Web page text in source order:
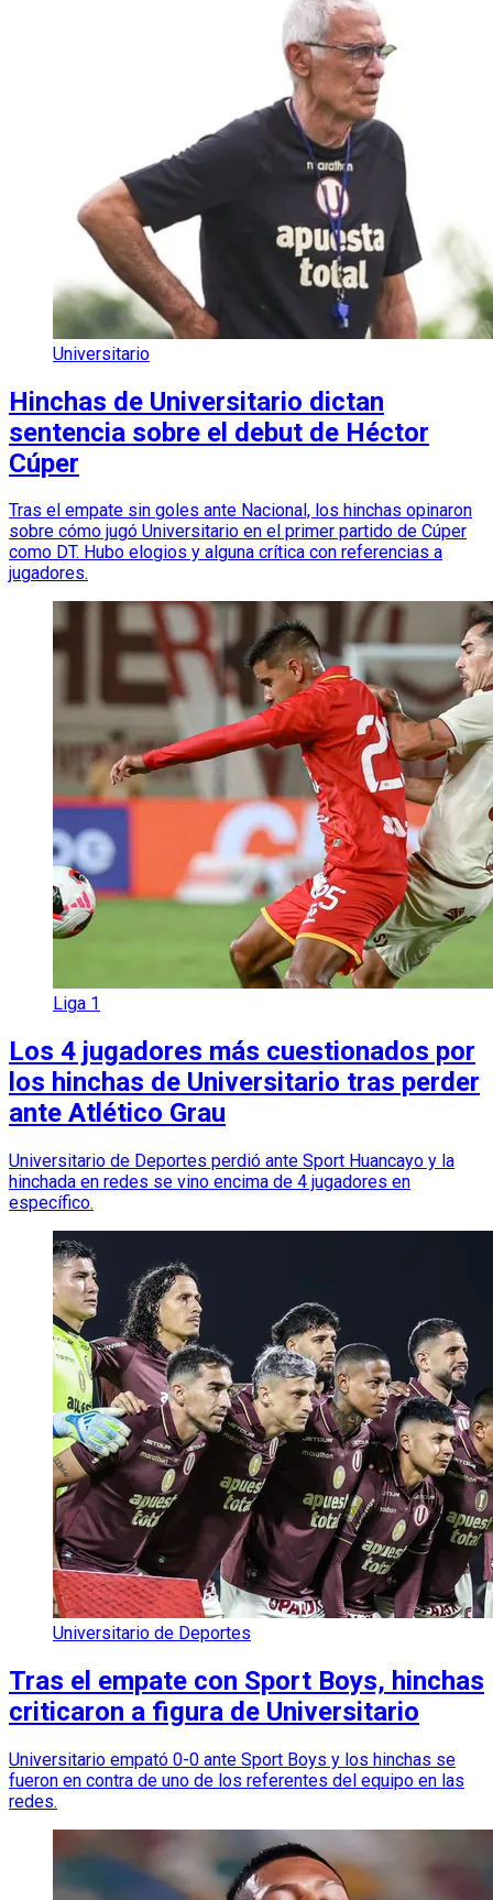
Universitario
Hinchas de Universitario dictan
sentencia sobre el debut de Héctor
Cúper
Tras el empate sin goles ante Nacional, los hinchas opinaron
sobre cómo jugó Universitario en el primer partido de Cúper
como DT. Hubo elogios y alguna crítica con referencias a
jugadores.
Liga 1
Los 4 jugadores más cuestionados por
los hinchas de Universitario tras perder
ante Atlético Grau
Universitario de Deportes perdió ante Sport Huancayo y la
hinchada en redes se vino encima de 4 jugadores en
específico.
Universitario de Deportes
Tras el empate con Sport Boys, hinchas
criticaron a figura de Universitario
Universitario empató 0-0 ante Sport Boys y los hinchas se
fueron en contra de uno de los referentes del equipo en las
redes.